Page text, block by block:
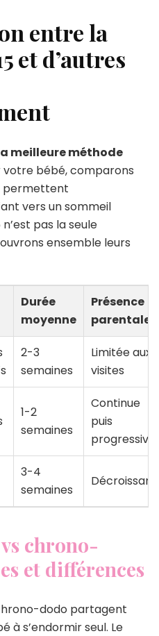
entre la
et d’autres
meilleure méthode
votre bébé, comparons
permettent
vers un sommeil
pas la seule
ensemble leurs
Durée
moyenne
Présence
parentale
2-3
semaines
Limitée aux
visites
1-2
semaines
Continue
puis
progressive
3-4
semaines
vs chrono-
et différences
dodo partagent
à s’endormir seul. Le